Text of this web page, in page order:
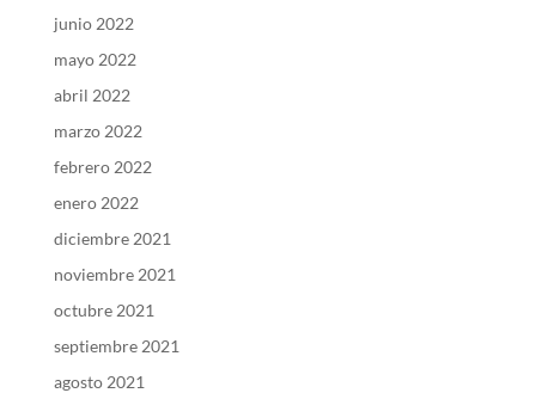
junio 2022
mayo 2022
abril 2022
marzo 2022
febrero 2022
enero 2022
diciembre 2021
noviembre 2021
octubre 2021
septiembre 2021
agosto 2021